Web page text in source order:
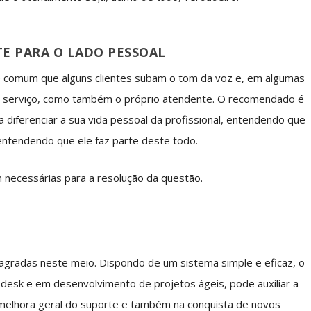
PARA O LADO PESSOAL
que alguns clientes subam o tom da voz e, em algumas
como também o próprio atendente. O recomendado é
a sua vida pessoal da profissional, entendendo que
que ele faz parte deste todo.
para a resolução da questão.
neste meio. Dispondo de um sistema simple e eficaz, o
e em desenvolvimento de projetos ágeis, pode auxiliar a
geral do suporte e também na conquista de novos